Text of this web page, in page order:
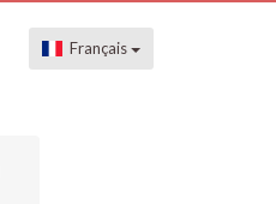
Français